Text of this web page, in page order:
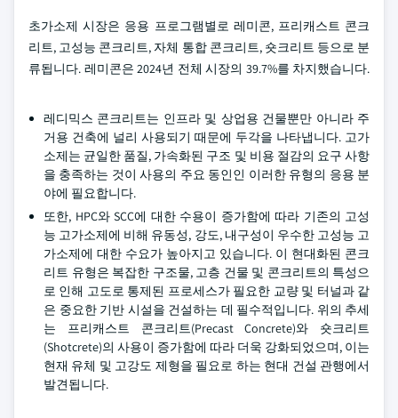
초가소제 시장은 응용 프로그램별로 레미콘, 프리캐스트 콘크
리트, 고성능 콘크리트, 자체 통합 콘크리트, 숏크리트 등으로 분
류됩니다. 레미콘은 2024년 전체 시장의 39.7%를 차지했습니다.
레디믹스 콘크리트는 인프라 및 상업용 건물뿐만 아니라 주
거용 건축에 널리 사용되기 때문에 두각을 나타냅니다. 고가
소제는 균일한 품질, 가속화된 구조 및 비용 절감의 요구 사항
을 충족하는 것이 사용의 주요 동인인 이러한 유형의 응용 분
야에 필요합니다.
또한, HPC와 SCC에 대한 수용이 증가함에 따라 기존의 고성
능 고가소제에 비해 유동성, 강도, 내구성이 우수한 고성능 고
가소제에 대한 수요가 높아지고 있습니다. 이 현대화된 콘크
리트 유형은 복잡한 구조물, 고층 건물 및 콘크리트의 특성으
로 인해 고도로 통제된 프로세스가 필요한 교량 및 터널과 같
은 중요한 기반 시설을 건설하는 데 필수적입니다. 위의 추세
는 프리캐스트 콘크리트(Precast Concrete)와 숏크리트
(Shotcrete)의 사용이 증가함에 따라 더욱 강화되었으며, 이는
현재 유체 및 고강도 제형을 필요로 하는 현대 건설 관행에서
발견됩니다.